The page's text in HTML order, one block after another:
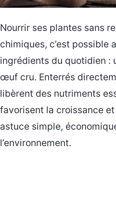
Nourrir ses plantes sans
chimiques, c’est possible
ingrédients du quotidien :
œuf cru. Enterrés
libèrent des nutriments
favorisent la croissance
astuce simple,
l’environnement.